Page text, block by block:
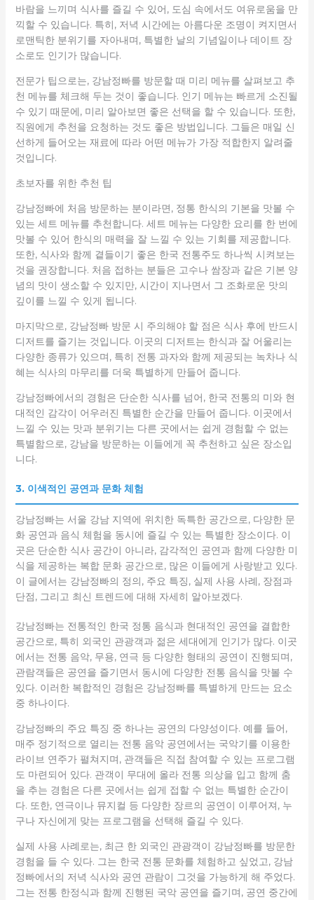
바람을 느끼며 식사를 즐길 수 있어, 도심 속에서도 여유로움을 만
끽할 수 있습니다. 특히, 저녁 시간에는 아름다운 조명이 켜지면서
로맨틱한 분위기를 자아내며, 특별한 날의 기념일이나 데이트 장
소로도 인기가 많습니다.
전문가 팁으로는, 강남정빠를 방문할 때 미리 메뉴를 살펴보고 추
천 메뉴를 체크해 두는 것이 좋습니다. 인기 메뉴는 빠르게 소진될
수 있기 때문에, 미리 알아보면 좋은 선택을 할 수 있습니다. 또한,
직원에게 추천을 요청하는 것도 좋은 방법입니다. 그들은 매일 신
선하게 들어오는 재료에 따라 어떤 메뉴가 가장 적합한지 알려줄
것입니다.
초보자를 위한 추천 팁
강남정빠에 처음 방문하는 분이라면, 정통 한식의 기본을 맛볼 수
있는 세트 메뉴를 추천합니다. 세트 메뉴는 다양한 요리를 한 번에
맛볼 수 있어 한식의 매력을 잘 느낄 수 있는 기회를 제공합니다.
또한, 식사와 함께 곁들이기 좋은 한국 전통주도 하나씩 시켜보는
것을 권장합니다. 처음 접하는 분들은 고수나 쌈장과 같은 기본 양
념의 맛이 생소할 수 있지만, 시간이 지나면서 그 조화로운 맛의
깊이를 느낄 수 있게 됩니다.
마지막으로, 강남정빠 방문 시 주의해야 할 점은 식사 후에 반드시
디저트를 즐기는 것입니다. 이곳의 디저트는 한식과 잘 어울리는
다양한 종류가 있으며, 특히 전통 과자와 함께 제공되는 녹차나 식
혜는 식사의 마무리를 더욱 특별하게 만들어 줍니다.
강남정빠에서의 경험은 단순한 식사를 넘어, 한국 전통의 미와 현
대적인 감각이 어우러진 특별한 순간을 만들어 줍니다. 이곳에서
느낄 수 있는 맛과 분위기는 다른 곳에서는 쉽게 경험할 수 없는
특별함으로, 강남을 방문하는 이들에게 꼭 추천하고 싶은 장소입
니다.
3. 이색적인 공연과 문화 체험
강남정빠는 서울 강남 지역에 위치한 독특한 공간으로, 다양한 문
화 공연과 음식 체험을 동시에 즐길 수 있는 특별한 장소이다. 이
곳은 단순한 식사 공간이 아니라, 감각적인 공연과 함께 다양한 미
식을 제공하는 복합 문화 공간으로, 많은 이들에게 사랑받고 있다.
이 글에서는 강남정빠의 정의, 주요 특징, 실제 사용 사례, 장점과
단점, 그리고 최신 트렌드에 대해 자세히 알아보겠다.
강남정빠는 전통적인 한국 정통 음식과 현대적인 공연을 결합한
공간으로, 특히 외국인 관광객과 젊은 세대에게 인기가 많다. 이곳
에서는 전통 음악, 무용, 연극 등 다양한 형태의 공연이 진행되며,
관람객들은 공연을 즐기면서 동시에 다양한 전통 음식을 맛볼 수
있다. 이러한 복합적인 경험은 강남정빠를 특별하게 만드는 요소
중 하나이다.
강남정빠의 주요 특징 중 하나는 공연의 다양성이다. 예를 들어,
매주 정기적으로 열리는 전통 음악 공연에서는 국악기를 이용한
라이브 연주가 펼쳐지며, 관객들은 직접 참여할 수 있는 프로그램
도 마련되어 있다. 관객이 무대에 올라 전통 의상을 입고 함께 춤
을 추는 경험은 다른 곳에서는 쉽게 접할 수 없는 특별한 순간이
다. 또한, 연극이나 뮤지컬 등 다양한 장르의 공연이 이루어져, 누
구나 자신에게 맞는 프로그램을 선택해 즐길 수 있다.
실제 사용 사례로는, 최근 한 외국인 관광객이 강남정빠를 방문한
경험을 들 수 있다. 그는 한국 전통 문화를 체험하고 싶었고, 강남
정빠에서의 저녁 식사와 공연 관람이 그것을 가능하게 해 주었다.
그는 전통 한정식과 함께 진행된 국악 공연을 즐기며, 공연 중간에